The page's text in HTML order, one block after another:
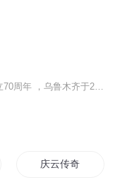
庆云传奇